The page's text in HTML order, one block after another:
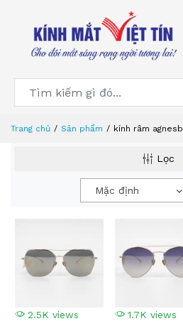
Trang chủ Sản phẩm kính râm agnesb
Lọc
Mặc định
2.5K views
1.7K views